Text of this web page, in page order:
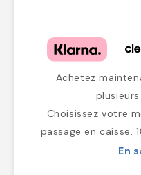
Achetez
Choisissez votre
passage en caisse.
En